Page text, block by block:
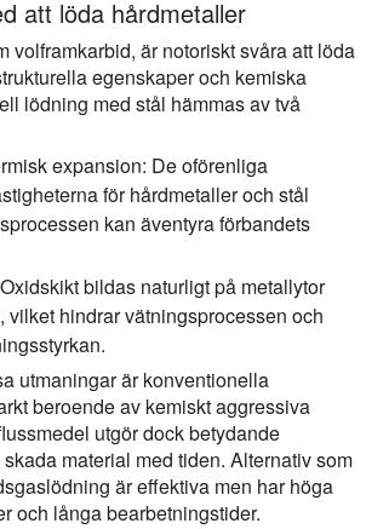
att löda hårdmetaller
volframkarbid, är notoriskt svåra att löda
egenskaper och kemiska
lödning med stål hämmas av två
expansion: De oförenliga
för hårdmetaller och stål
kan äventyra förbandets
Oxidskikt bildas naturligt på metallytor
vilket hindrar vätningsprocessen och
utmaningar är konventionella
beroende av kemiskt aggressiva
utgör dock betydande
material med tiden. Alternativ som
är effektiva men har höga
och långa bearbetningstider.